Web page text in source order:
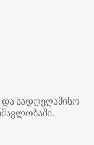
და სადღეღამისო